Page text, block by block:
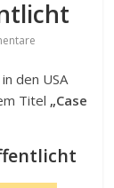
den USA
Titel „Case